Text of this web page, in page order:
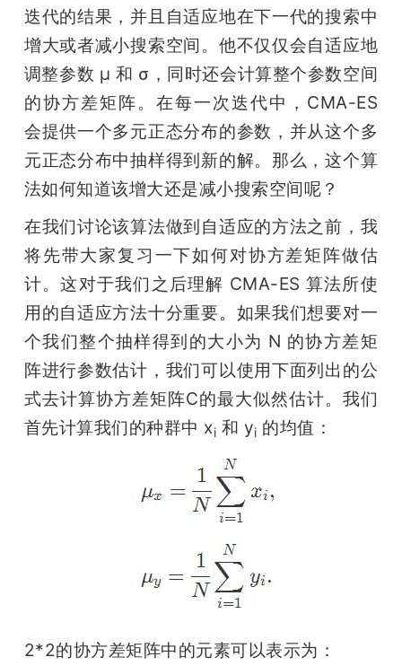
迭代的结果，并且自适应地在下一代的搜索中
增大或者减小搜索空间。他不仅仅会自适应地
调整参数 μ 和 σ，同时还会计算整个参数空间
的协方差矩阵。在每一次迭代中，CMA-ES
会提供一个多元正态分布的参数，并从这个多
元正态分布中抽样得到新的解。那么，这个算
法如何知道该增大还是减小搜索空间呢？
在我们讨论该算法做到自适应的方法之前，我
将先带大家复习一下如何对协方差矩阵做估
计。这对于我们之后理解 CMA-ES 算法所使
用的自适应方法十分重要。如果我们想要对一
个我们整个抽样得到的大小为 N 的协方差矩
阵进行参数估计，我们可以使用下面列出的公
式去计算协方差矩阵C的最大似然估计。我们
首先计算我们的种群中 xi 和 yi 的均值：
2*2的协方差矩阵中的元素可以表示为：